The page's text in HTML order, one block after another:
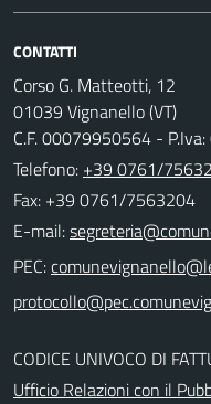
CONTATTI
Corso G. Matteotti, 12
01039 Vignanello (VT)
C.F. 00079950564 -
Telefono: +39 0761/
Fax: +39 0761/7563204
E-mail:
PEC:
CODICE UNIVOCO DI
Ufficio Relazioni con il